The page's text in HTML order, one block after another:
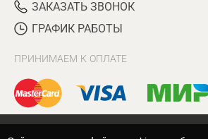
ЗАКАЗАТЬ ЗВОНОК
ГРАФИК РАБОТЫ
ПРИНИМАЕМ К ОПЛАТЕ